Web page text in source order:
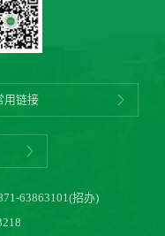
用链接
63863101(招办)